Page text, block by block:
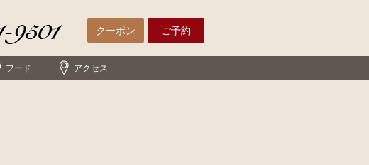
クーポン ご予約
フード アクセス